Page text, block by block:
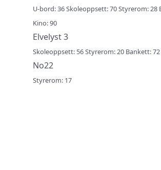
U-bord: 36 Skoleoppsett: 70 Styrerom: 28
Kino: 90
Elvelyst 3
Skoleoppsett: 56 Styrerom: 20 Bankett:
No22
Styrerom: 17